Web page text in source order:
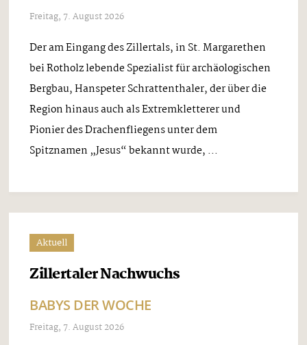
Freitag, 7. August 2026
Der am Eingang des Zillertals, in St. Margarethen
bei Rotholz lebende Spezialist für archäologischen
Bergbau, Hanspeter Schrattenthaler, der über die
Region hinaus auch als Extremkletterer und
Pionier des Drachenfliegens unter dem
Spitznamen „Jesus“ bekannt wurde, ...
Aktuell
Zillertaler Nachwuchs
BABYS DER WOCHE
Freitag, 7. August 2026